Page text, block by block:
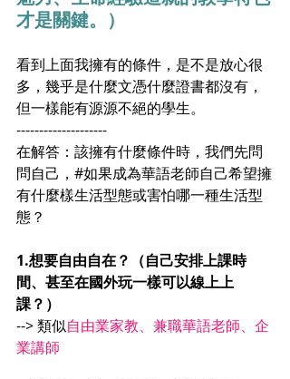
才是關鍵。）
看到上面我擁有的條件，是不是放心很
多，幾乎是什麼文憑什麼證書都沒有，
但一樣能有源源不絕的學生。
--------------------
在解答：該擁有什麼條件時，我們先問
問自己，#如果成為華語老師自己希望擁
有什麼樣生活型態或害怕哪一種生活型
態？
1.想要自由自在？（自己安排上課時
間、甚至在國外玩一樣可以線上上
課？）
--> 類似自由業家教、兼職華語老師、企
業講師